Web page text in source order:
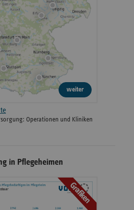
weiter
Operationen und Kliniken
in Pflegeheimen
Grafiken